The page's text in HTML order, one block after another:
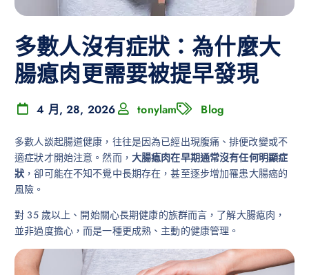
多數人沒有症狀：為什麼大
腸瘜肉更需要被提早發現
4 月, 28, 2026 tonylam Blog
多數人談起腸道健康，往往是因為已經出現腹痛、排便改變或不
適症狀才開始注意。然而， 大腸瘜肉在早期通常沒有任何明顯症
狀，卻可能在不知不覺中長期存在，甚至逐步增加罹患大腸癌的
風險。
對 35 歲以上、開始關心長期健康的族群而言，了解大腸瘜肉，
並非過度擔心，而是一種更成熟、主動的健康管理。